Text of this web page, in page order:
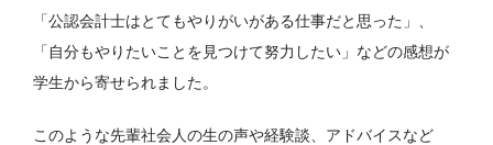
「公認会計士はとてもやりがいがある仕事だと思った」、
「自分もやりたいことを見つけて努力したい」などの感想が
学生から寄せられました。
このような先輩社会人の生の声や経験談、アドバイスなど